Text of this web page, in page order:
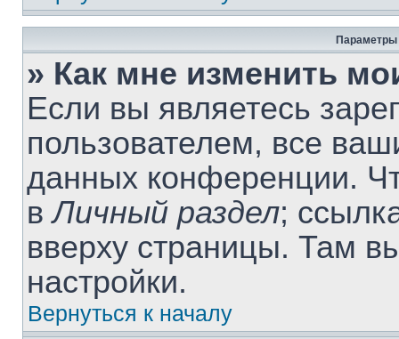
Параметры
» Как мне изменить
Если вы являетесь
пользователем, все
данных конференции.
вЛичный раздел;
вверху страницы. Там
настройки.
Вернуться к началу